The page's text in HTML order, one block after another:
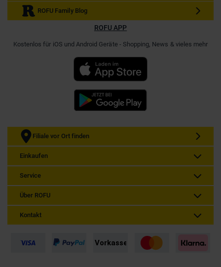
ROFU Family Blog
ROFU APP
Kostenlos für iOS und Android Geräte - Shopping, News & vieles mehr
Filiale vor Ort finden
Einkaufen
Service
Über ROFU
Kontakt